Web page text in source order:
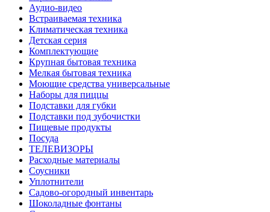
Аудио-видео
Встраиваемая техника
Климатическая техника
Детская серия
Комплектующие
Крупная бытовая техника
Мелкая бытовая техника
Моющие средства универсальные
Наборы для пиццы
Подставки для губки
Подставки под зубочистки
Пищевые продукты
Посуда
ТЕЛЕВИЗОРЫ
Расходные материалы
Соусники
Уплотнители
Садово-огородный инвентарь
Шоколадные фонтаны